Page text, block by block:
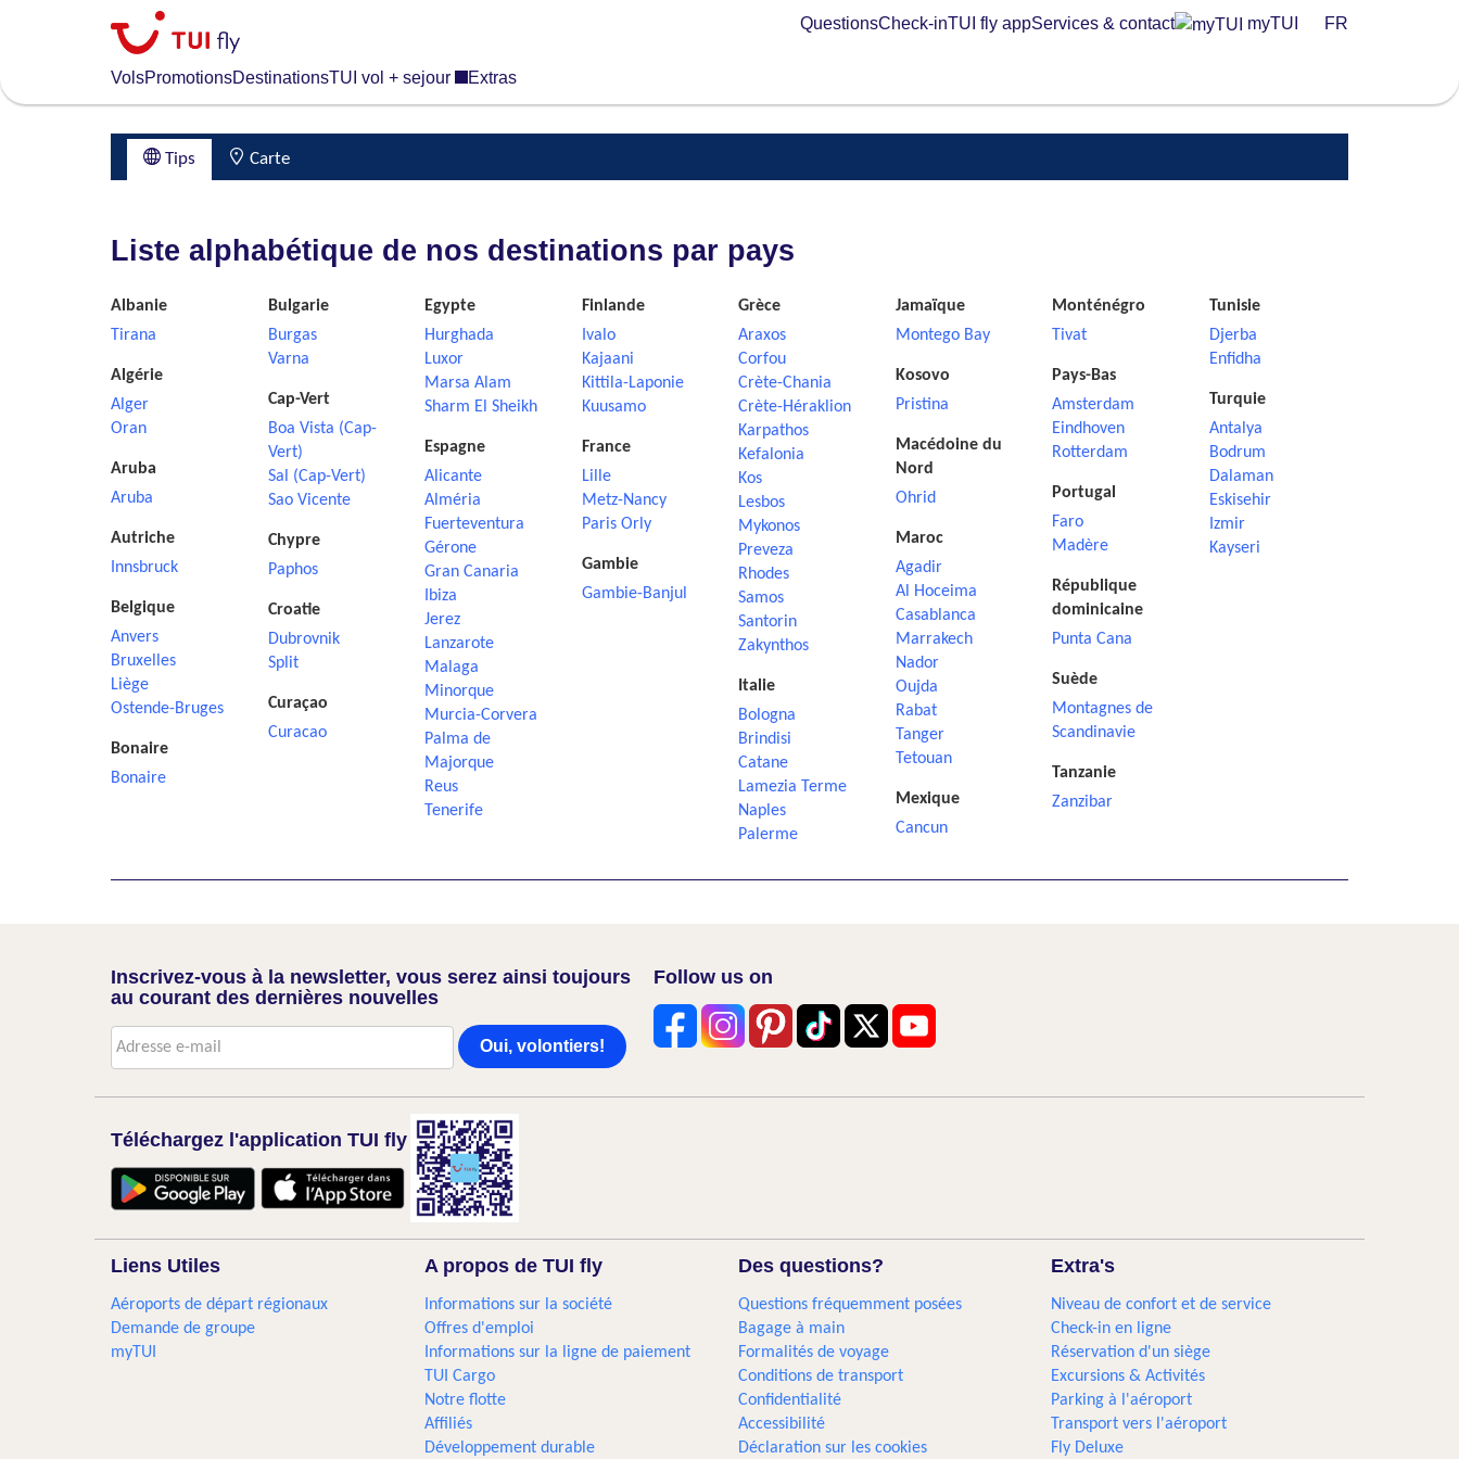
content
VolsPromotionsDestinationsTUI vol + sejour Extras
QuestionsCheck-inTUI fly appServices & contact myTUI FR
Tips Carte
Liste alphabétique de nos destinations par pays
Albanie
Tirana
Algérie
Alger
Oran
Aruba
Aruba
Autriche
Innsbruck
Belgique
Anvers
Bruxelles
Liège
Ostende-Bruges
Bonaire
Bonaire
Bulgarie
Burgas
Varna
Cap-Vert
Boa Vista (Cap-
Vert)
Sal (Cap-Vert)
Sao Vicente
Chypre
Paphos
Croatie
Dubrovnik
Split
Curaçao
Curacao
Egypte
Hurghada
Luxor
Marsa Alam
Sharm El Sheikh
Espagne
Alicante
Alméria
Fuerteventura
Gérone
Gran Canaria
Ibiza
Jerez
Lanzarote
Malaga
Minorque
Murcia-Corvera
Palma de
Majorque
Reus
Tenerife
Finlande
Ivalo
Kajaani
Kittila-Laponie
Kuusamo
France
Lille
Metz-Nancy
Paris Orly
Gambie
Gambie-Banjul
Grèce
Araxos
Corfou
Crète-Chania
Crète-Héraklion
Karpathos
Kefalonia
Kos
Lesbos
Mykonos
Preveza
Rhodes
Samos
Santorin
Zakynthos
Italie
Bologna
Brindisi
Catane
Lamezia Terme
Naples
Palerme
Jamaïque
Montego Bay
Kosovo
Pristina
Macédoine du
Nord
Ohrid
Maroc
Agadir
Al Hoceima
Casablanca
Marrakech
Nador
Oujda
Rabat
Tanger
Tetouan
Mexique
Cancun
Monténégro
Tivat
Pays-Bas
Amsterdam
Eindhoven
Rotterdam
Portugal
Faro
Madère
République
dominicaine
Punta Cana
Suède
Montagnes de
Scandinavie
Tanzanie
Zanzibar
Tunisie
Djerba
Enfidha
Turquie
Antalya
Bodrum
Dalaman
Eskisehir
Izmir
Kayseri
Inscrivez-vous à la newsletter, vous serez ainsi toujours
au courant des dernières nouvelles
Oui, volontiers!
Follow us on
Téléchargez l'application TUI fly
Liens Utiles
Aéroports de départ régionaux
Demande de groupe
myTUI
A propos de TUI fly
Informations sur la société
Offres d'emploi
Informations sur la ligne de paiement
TUI Cargo
Notre flotte
Affiliés
Développement durable
Des questions?
Questions fréquemment posées
Bagage à main
Formalités de voyage
Conditions de transport
Confidentialité
Accessibilité
Déclaration sur les cookies
Extra's
Niveau de confort et de service
Check-in en ligne
Réservation d'un siège
Excursions & Activités​
Parking à l'aéroport
Transport vers l'aéroport
Fly Deluxe